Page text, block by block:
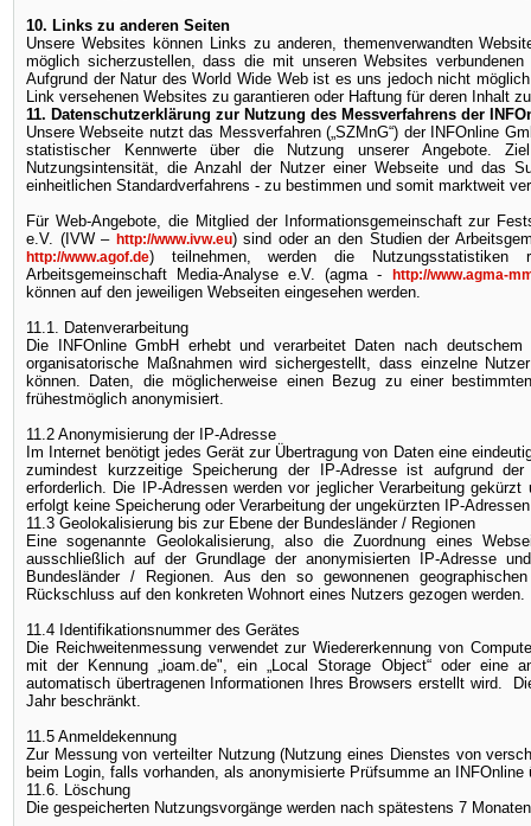
10. Links zu anderen Seiten
Unsere Websites können Links zu anderen, themenverwandten
möglich sicherzustellen, dass die mit unseren Websites verbundenen
Aufgrund der Natur des World Wide Web ist es uns jedoch nicht
Link versehenen Websites zu garantieren oder Haftung für deren Inhalt
11. Datenschutzerklärung zur Nutzung des Messverfahrens der
Unsere Webseite nutzt das Messverfahren („SZMnG“) der INFOnline
statistischer Kennwerte über die Nutzung unserer Angebote.
Nutzungsintensität, die Anzahl der Nutzer einer Webseite und das
einheitlichen Standardverfahrens - zu bestimmen und somit marktweit
Für Web-Angebote, die Mitglied der Informationsgemeinschaft zur
e.V. (IVW – http://www.ivw.eu) sind oder an den Studien der
http://www.agof.de) teilnehmen, werden die
Arbeitsgemeinschaft Media-Analyse e.V. (agma -
http://www.agma-
können auf den jeweiligen Webseiten eingesehen werden.
11.1. Datenverarbeitung
Die INFOnline GmbH erhebt und verarbeitet Daten nach
organisatorische Maßnahmen wird sichergestellt, dass einzelne
können. Daten, die möglicherweise einen Bezug zu einer
frühestmöglich anonymisiert.
11.2 Anonymisierung der IP-Adresse
Im Internet benötigt jedes Gerät zur Übertragung von Daten eine
zumindest kurzzeitige Speicherung der IP-Adresse ist aufgrund
erforderlich. Die IP-Adressen werden vor jeglicher Verarbeitung
erfolgt keine Speicherung oder Verarbeitung der ungekürzten IP-
11.3 Geolokalisierung bis zur Ebene der Bundesländer / Regionen
Eine sogenannte Geolokalisierung, also die Zuordnung eines
ausschließlich auf der Grundlage der anonymisierten IP-Adresse
Bundesländer / Regionen. Aus den so gewonnenen
Rückschluss auf den konkreten Wohnort eines Nutzers gezogen werden.
11.4 Identifikationsnummer des Gerätes
Die Reichweitenmessung verwendet zur Wiedererkennung von
mit der Kennung „ioam.de", ein „Local Storage Object“ oder eine
automatisch übertragenen Informationen Ihres Browsers erstellt wird.
Jahr beschränkt.
11.5 Anmeldekennung
Zur Messung von verteilter Nutzung (Nutzung eines Dienstes von
beim Login, falls vorhanden, als anonymisierte Prüfsumme an INFOnline
11.6. Löschung
Die gespeicherten Nutzungsvorgänge werden nach spätestens 7